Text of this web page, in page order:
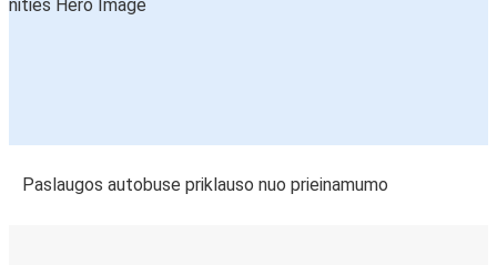
Paslaugos autobuse priklauso nuo prieinamumo